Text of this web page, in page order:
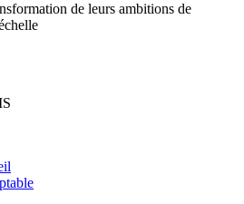
de leurs ambitions de